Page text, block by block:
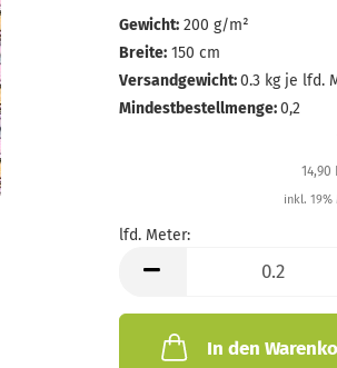
Gewicht: 200 g/m²
Breite: 150 cm
Versandgewicht:0.3kg je lfd.
Mindestbestellmenge:0,2
14,90
inkl. 19%
lfd. Meter:
In den